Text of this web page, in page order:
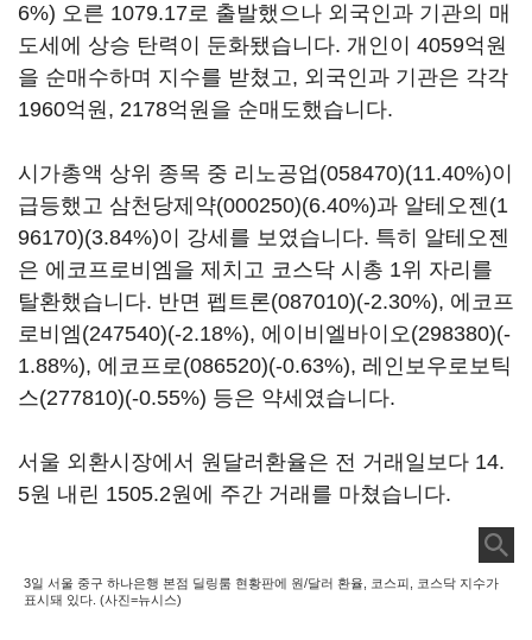
6%) 오른 1079.17로 출발했으나 외국인과 기관의 매
도세에 상승 탄력이 둔화됐습니다. 개인이 4059억원
을 순매수하며 지수를 받쳤고, 외국인과 기관은 각각
1960억원, 2178억원을 순매도했습니다.
시가총액 상위 종목 중 리노공업(058470)(11.40%)이
급등했고 삼천당제약(000250)(6.40%)과 알테오젠(1
96170)(3.84%)이 강세를 보였습니다. 특히 알테오젠
은 에코프로비엠을 제치고 코스닥 시총 1위 자리를
탈환했습니다. 반면 펩트론(087010)(-2.30%), 에코프
로비엠(247540)(-2.18%), 에이비엘바이오(298380)(-
1.88%), 에코프로(086520)(-0.63%), 레인보우로보틱
스(277810)(-0.55%) 등은 약세였습니다.
서울 외환시장에서 원달러환율은 전 거래일보다 14.
5원 내린 1505.2원에 주간 거래를 마쳤습니다.
3일 서울 중구 하나은행 본점 딜링룸 현황판에 원/달러 환율, 코스피, 코스닥 지수가
표시돼 있다. (사진=뉴시스)